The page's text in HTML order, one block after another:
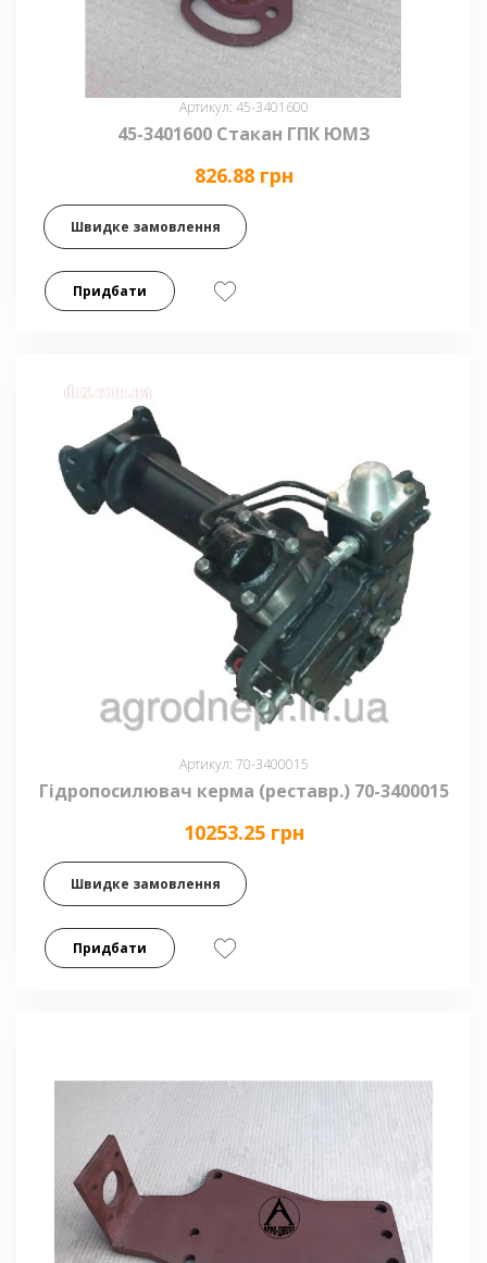
Артикул: 45-3401600
45-3401600 Стакан ГПК ЮМЗ
826.88 грн
Швидке замовлення
Придбати
Артикул: 70-3400015
Гідропосилювач керма (реставр.) 70-3400015
10253.25 грн
Швидке замовлення
Придбати